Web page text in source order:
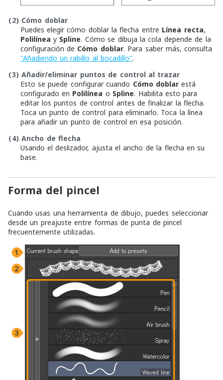
(2) Cómo doblar
Puedes elegir cómo doblar la flecha entre Línea recta,
Polilínea y Spline. Cómo se dibuja la cola depende de la
configuración de Cómo doblar. Para saber más, consulta
"Añadiendo un rabillo al bocadillo".
(3) Añadir/eliminar puntos de control al trazar
Esto se puede configurar cuando Cómo doblarestá
configurado en Polilínea o Spline. Habilita esto para
editar los puntos de control antes de finalizar la flecha.
Toca un punto de control para eliminarlo. Toca la línea
para añadir un punto de control en esa posición.
(4) Ancho de flecha
Usando el deslizador, ajusta el ancho de la flecha en su
base.
Forma del pincel
Cuando usas una herramienta de dibujo, puedes seleccionar
desde un preajuste entre formas de punta de pincel
frecuentemente utilizadas.